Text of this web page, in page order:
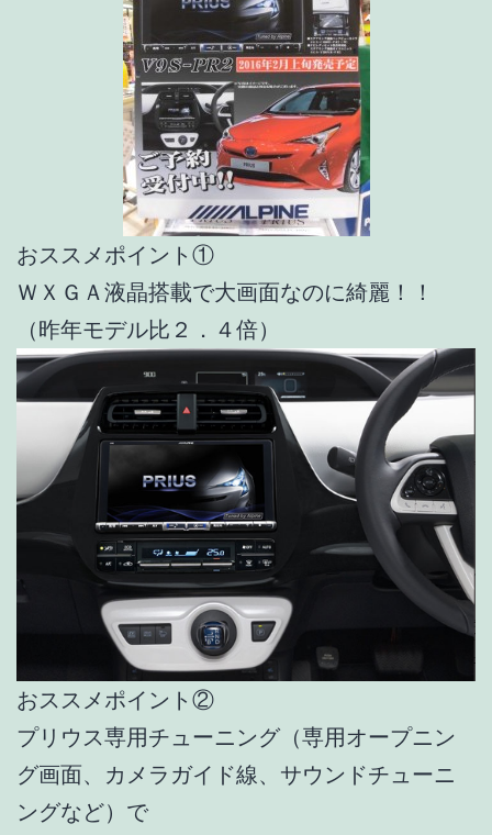
おススメポイント①
ＷＸＧＡ液晶搭載で大画面なのに綺麗！！
（昨年モデル比２．４倍）
おススメポイント②
プリウス専用チューニング（専用オープニン
グ画面、カメラガイド線、サウンドチューニ
ングなど）で